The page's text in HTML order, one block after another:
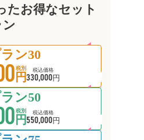
たお得なセット
ン30
税別
円 税込価格
330,000円
ン50
税別
円 税込価格
550,000円